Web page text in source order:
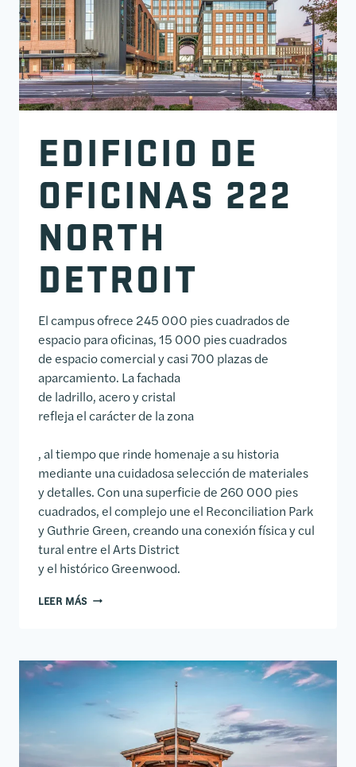
EDIFICIO DE
OFICINAS 222
NORTH
DETROIT
El campus ofrece 245 000 pies cuadrados de
espacio para oficinas, 15 000 pies cuadrados
de espacio comercial y casi 700 plazas de
aparcamiento. La fachada
de ladrillo, acero y cristal
refleja el carácter de la zona
, al tiempo que rinde homenaje a su historia
mediante una cuidadosa selección de materiales
y detalles. Con una superficie de 260 000 pies
cuadrados, el complejo une el Reconciliation Park
y Guthrie Green, creando una conexión física y cul
tural entre el Arts District
y el histórico Greenwood.
LEER MÁS EDIFICIO DE OFICINAS 222 NORTH DETROIT